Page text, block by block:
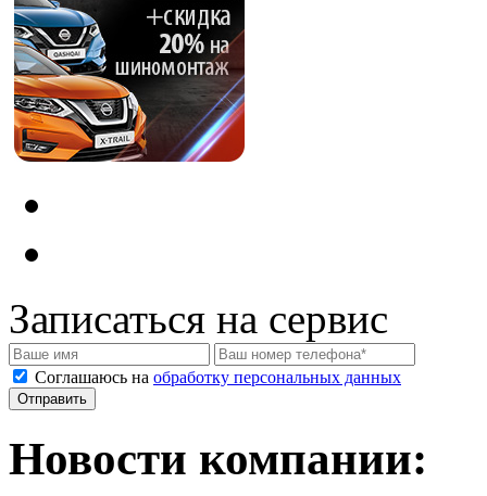
Записаться на сервис
Соглашаюсь на обработку персональных данных
Новости компании: